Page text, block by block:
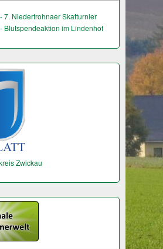
7. Niederfrohnaer Skatturnier
Blutspendeaktion im Lindenhof
Zwickau